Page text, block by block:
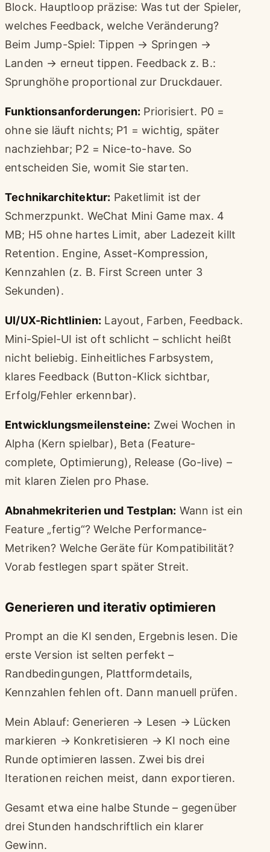
Block. Hauptloop präzise: Was tut der Spieler,
welches Feedback, welche Veränderung?
Beim Jump-Spiel: Tippen → Springen →
Landen → erneut tippen. Feedback z. B.:
Sprunghöhe proportional zur Druckdauer.
Funktionsanforderungen: Priorisiert. P0 =
ohne sie läuft nichts; P1 = wichtig, später
nachziehbar; P2 = Nice-to-have. So
entscheiden Sie, womit Sie starten.
Technikarchitektur: Paketlimit ist der
Schmerzpunkt. WeChat Mini Game max. 4
MB; H5 ohne hartes Limit, aber Ladezeit killt
Retention. Engine, Asset-Kompression,
Kennzahlen (z. B. First Screen unter 3
Sekunden).
UI/UX-Richtlinien: Layout, Farben, Feedback.
Mini-Spiel-UI ist oft schlicht – schlicht heißt
nicht beliebig. Einheitliches Farbsystem,
klares Feedback (Button-Klick sichtbar,
Erfolg/Fehler erkennbar).
Entwicklungsmeilensteine: Zwei Wochen in
Alpha (Kern spielbar), Beta (Feature-
complete, Optimierung), Release (Go-live) –
mit klaren Zielen pro Phase.
Abnahmekriterien und Testplan: Wann ist ein
Feature „fertig“? Welche Performance-
Metriken? Welche Geräte für Kompatibilität?
Vorab festlegen spart später Streit.
Generieren und iterativ optimieren
Prompt an die KI senden, Ergebnis lesen. Die
erste Version ist selten perfekt –
Randbedingungen, Plattformdetails,
Kennzahlen fehlen oft. Dann manuell prüfen.
Mein Ablauf: Generieren → Lesen → Lücken
markieren → Konkretisieren → KI noch eine
Runde optimieren lassen. Zwei bis drei
Iterationen reichen meist, dann exportieren.
Gesamt etwa eine halbe Stunde – gegenüber
drei Stunden handschriftlich ein klarer
Gewinn.